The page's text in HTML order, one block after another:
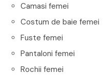
Camasi femei
Costum de baie femei
Fuste femei
Pantaloni femei
Rochii femei